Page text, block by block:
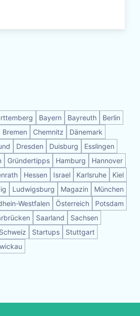
Bayern Bayreuth
Berlin
Bremen Chemnitz
Dänemark
Dresden Duisburg
Esslingen
Gründertipps Hamburg
Hannover
Hessen Israel Karlsruhe
Kiel
Ludwigsburg Magazin
München
Westfalen Österreich
Potsdam
Saarland
Sachsen
Schweiz Startups
Stuttgart